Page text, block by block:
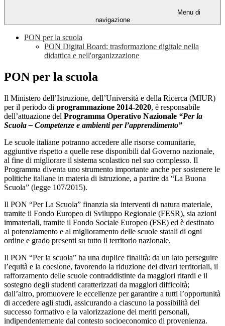
Menu di
navigazione
PON per la scuola
PON Digital Board: trasformazione digitale nella
didattica e nell'organizzazione
PON per la scuola
Il Ministero dell’Istruzione, dell’Università e della Ricerca (MIUR)
per il periodo di programmazione 2014-2020, è responsabile
dell’attuazione del Programma Operativo Nazionale “Per la
Scuola – Competenze e ambienti per l’apprendimento”
Le scuole italiane potranno accedere alle risorse comunitarie,
aggiuntive rispetto a quelle rese disponibili dal Governo nazionale,
al fine di migliorare il sistema scolastico nel suo complesso. Il
Programma diventa uno strumento importante anche per sostenere le
politiche italiane in materia di istruzione, a partire da “La Buona
Scuola” (legge 107/2015).
Il PON “Per La Scuola” finanzia sia interventi di natura materiale,
tramite il Fondo Europeo di Sviluppo Regionale (FESR), sia azioni
immateriali, tramite il Fondo Sociale Europeo (FSE) ed è destinato
al potenziamento e al miglioramento delle scuole statali di ogni
ordine e grado presenti su tutto il territorio nazionale.
Il PON “Per la scuola” ha una duplice finalità: da un lato perseguire
l’equità e la coesione, favorendo la riduzione dei divari territoriali, il
rafforzamento delle scuole contraddistinte da maggiori ritardi e il
sostegno degli studenti caratterizzati da maggiori difficoltà;
dall’altro, promuovere le eccellenze per garantire a tutti l’opportunità
di accedere agli studi, assicurando a ciascuno la possibilità del
successo formativo e la valorizzazione dei meriti personali,
indipendentemente dal contesto socioeconomico di provenienza.